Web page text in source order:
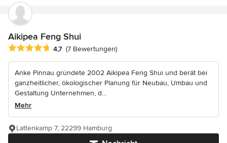
Aikipea Feng Shui
Durchschnittliche Bewertung: 4.7 von 5 Sternen
4,7 (7 Bewertungen)
Anke Pinnau gründete 2002 Aikipea Feng Shui und berät bei
ganzheitlicher, ökologischer Planung für Neubau, Umbau und
Gestaltung Unternehmen, d...
Mehr
Lattenkamp 7, 22299 Hamburg